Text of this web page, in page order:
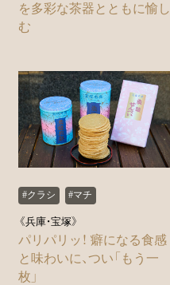
を多彩な茶器とともに愉し
む
#クラシ #マチ
《兵庫・宝塚》
パリパリッ！ 癖になる食感
と味わいに、つい「もう一
枚」